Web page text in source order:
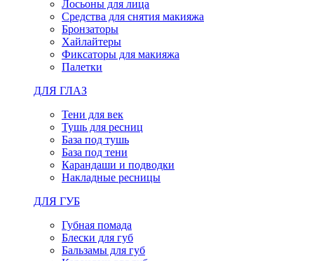
Лосьоны для лица
Средства для снятия макияжа
Бронзаторы
Хайлайтеры
Фиксаторы для макияжа
Палетки
ДЛЯ ГЛАЗ
Тени для век
Тушь для ресниц
База под тушь
База под тени
Карандаши и подводки
Накладные ресницы
ДЛЯ ГУБ
Губная помада
Блески для губ
Бальзамы для губ